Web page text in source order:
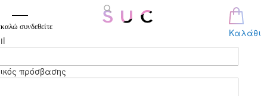
Καλάθι
συνδεθείτε
πρόσβασης